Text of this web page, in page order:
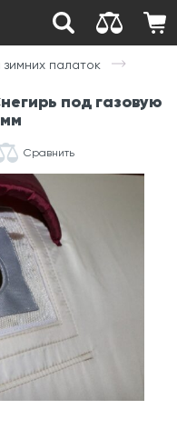
палаток
под газовую
Сравнить